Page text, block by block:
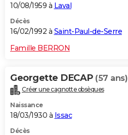
10/08/1959 à Laval
Décès
16/02/1992 à Saint-Paul-de-Serre
Famille BERRON
Georgette DECAP (57 ans)
Créer une cagnotte obsèques
Naissance
18/03/1930 à Issac
Décès